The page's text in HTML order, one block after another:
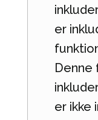
er
Denne
er ikke